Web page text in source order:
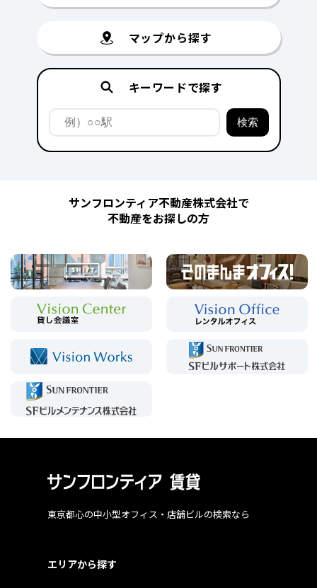
マップから探す
キーワードで探す
サンフロンティア不動産株式会社で
不動産をお探しの方
東京都心の中小型オフィス・店舗ビルの検索なら
エリアから探す